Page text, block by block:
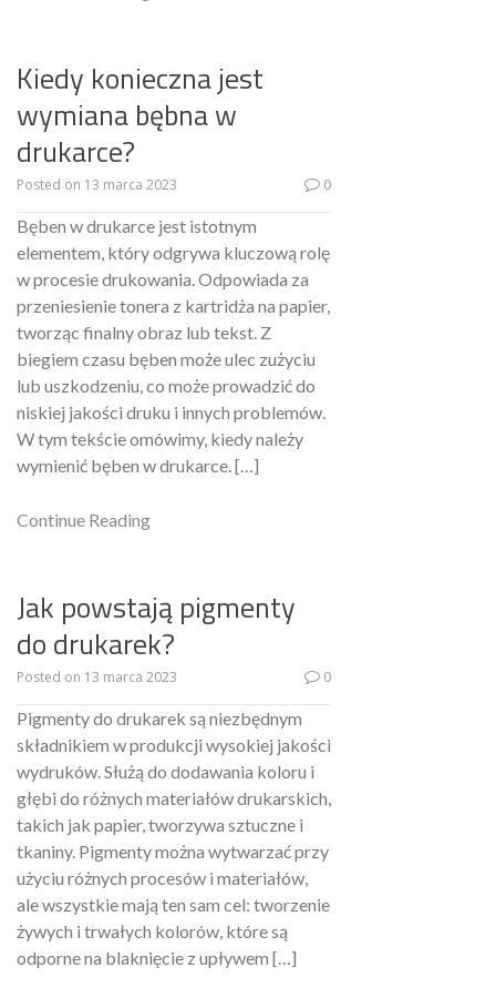
Kiedy konieczna jest
wymiana bębna w
drukarce?
Posted on 13 marca 2023 0
Bęben w drukarce jest istotnym
elementem, który odgrywa kluczową rolę
w procesie drukowania. Odpowiada za
przeniesienie tonera z kartridża na papier,
tworząc finalny obraz lub tekst. Z
biegiem czasu bęben może ulec zużyciu
lub uszkodzeniu, co może prowadzić do
niskiej jakości druku i innych problemów.
W tym tekście omówimy, kiedy należy
wymienić bęben w drukarce. […]
Continue Reading
Jak powstają pigmenty
do drukarek?
Posted on 13 marca 2023 0
Pigmenty do drukarek są niezbędnym
składnikiem w produkcji wysokiej jakości
wydruków. Służą do dodawania koloru i
głębi do różnych materiałów drukarskich,
takich jak papier, tworzywa sztuczne i
tkaniny. Pigmenty można wytwarzać przy
użyciu różnych procesów i materiałów,
ale wszystkie mają ten sam cel: tworzenie
żywych i trwałych kolorów, które są
odporne na blaknięcie z upływem […]